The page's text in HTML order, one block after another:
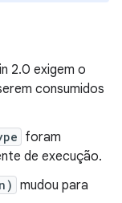
2.0 exigem o
consumidos
foram
de execução.
mudou para